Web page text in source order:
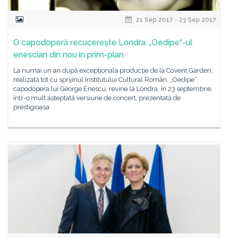
21 Sep 2017 - 23 Sep 2017
O capodoperă recucerește Londra: „Oedipe“-ul
enescian din nou în prim-plan
La numai un an după excepționala producție de la Covent Garden,
realizată tot cu sprijinul Institutului Cultural Român, „Oedipe”,
capodopera lui George Enescu, revine la Londra, în 23 septembrie,
într-o mult așteptată versiune de concert, prezentată de
prestigioasa